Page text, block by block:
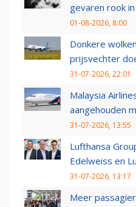
gevaren rook
01-08-2026, 8:00
Donkere
prijsvechter
31-07-2026, 22:01
Malaysia
aangehouden
31-07-2026, 13:55
Lufthansa
Edelweiss en
31-07-2026, 13:17
Meer